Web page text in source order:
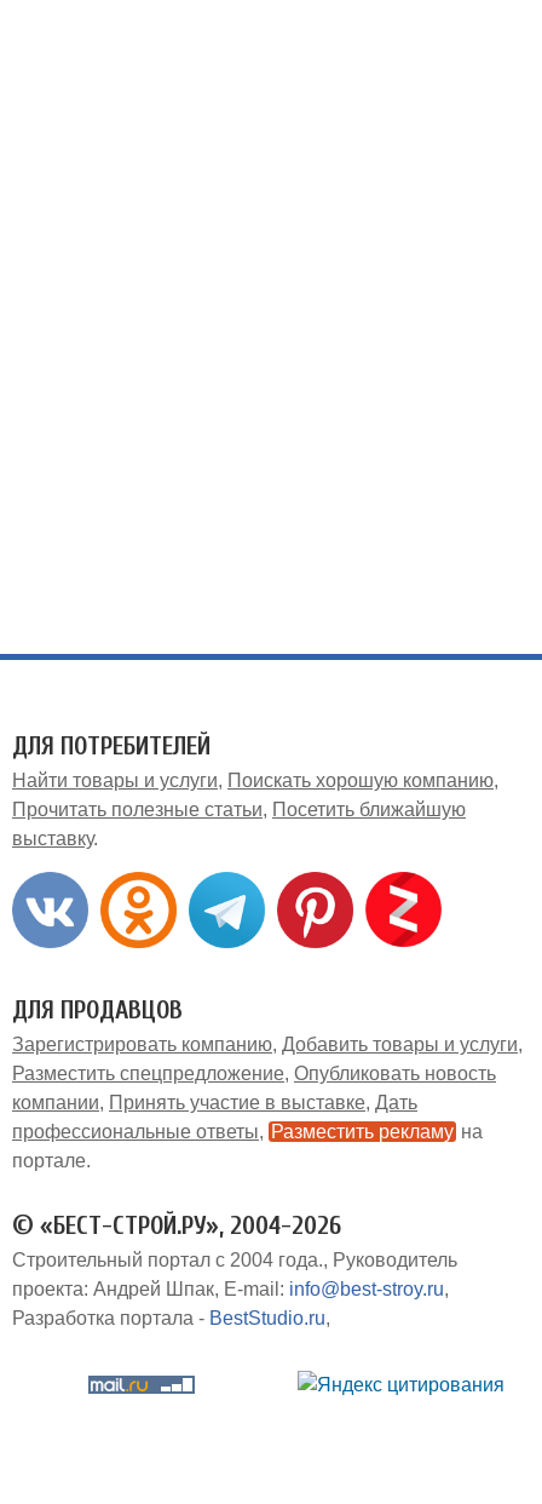
ДЛЯ ПОТРЕБИТЕЛЕЙ
Найти товары и услуги
Поискать хорошую компанию
Прочитать полезные статьи
Посетить ближайшую
выставку
ДЛЯ ПРОДАВЦОВ
Зарегистрировать компанию Добавить товары и услуги
Разместить спецпредложение Опубликовать новость
компании
Принять участие в выставке Дать
профессиональные ответы
Разместить рекламу на
портале
© «БЕСТ-СТРОЙ.РУ», 2004-2026
Строительный портал с 2004 года.
Руководитель
проекта: Андрей Шпак E-mail: info@best-stroy.ru
Разработка портала - BestStudio.ru